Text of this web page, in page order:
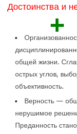
Достоинства и
+
общей жизни.
острых углов,
объективность.
Верность —
нерушимое
Преданность